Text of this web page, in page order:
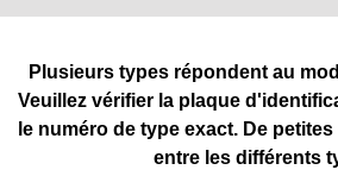
Plusieurs types répondent au
Veuillez vérifier la plaque
le numéro de type exact. De
entre les différents